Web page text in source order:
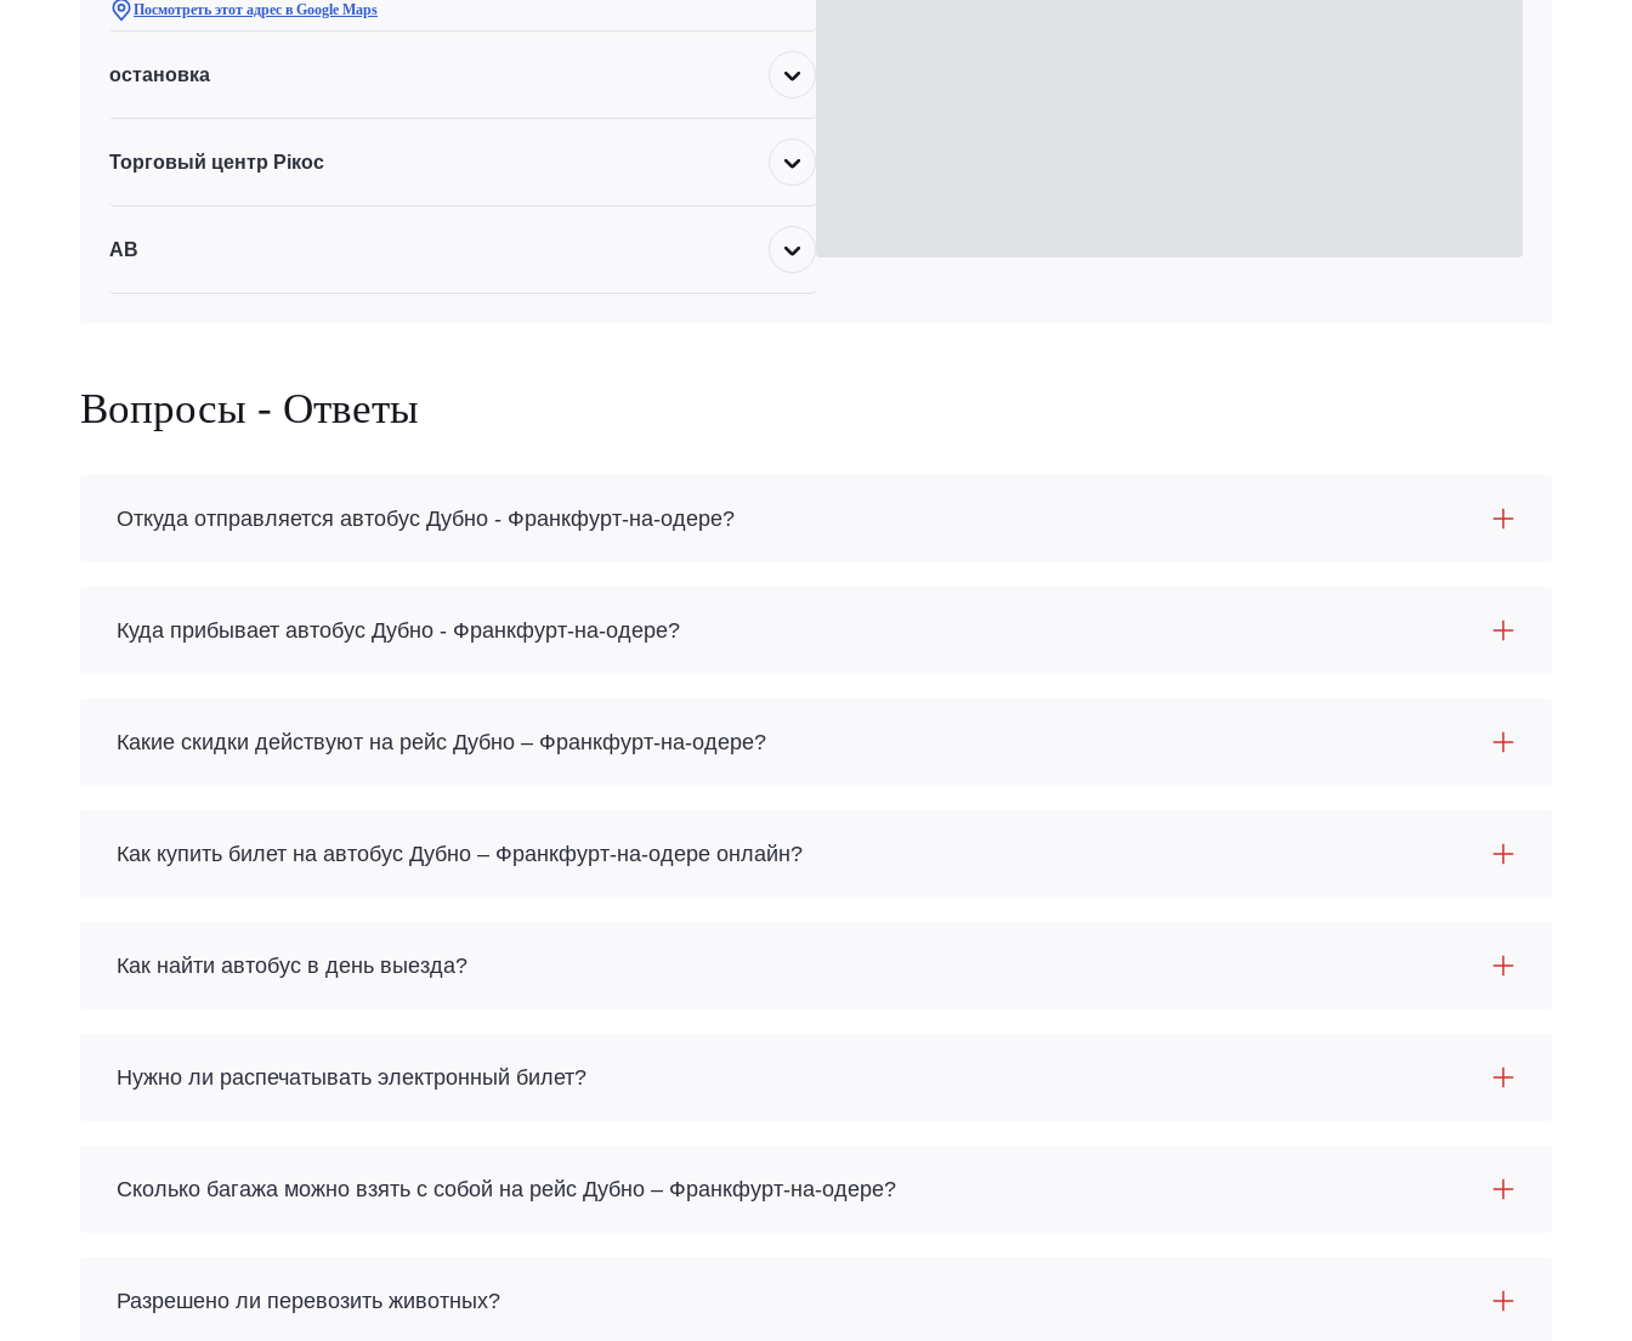
Посмотреть этот адрес в Google Maps
остановка
Торговый центр Рікос
АВ
Вопросы - Ответы
Откуда отправляется автобус Дубно - Франкфурт-на-одере?
Куда прибывает автобус Дубно - Франкфурт-на-одере?
Какие скидки действуют на рейс Дубно – Франкфурт-на-одере?
Как купить билет на автобус Дубно – Франкфурт-на-одере онлайн?
Как найти автобус в день выезда?
Нужно ли распечатывать электронный билет?
Сколько багажа можно взять с собой на рейс Дубно – Франкфурт-на-одере?
Разрешено ли перевозить животных?